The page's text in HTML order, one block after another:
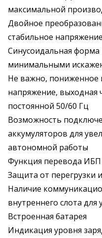
максимальной
Двойное
стабильное
Синусоидальная
минимальными
Не важно,
напряжение, выходная
постоянной 50/60 Гц
Возможность
аккумуляторов для
автономной работы
Функция перевода ИБП
Защита от перегрузки
Наличие
внутреннего слота для
Встроенная батарея
Индикация уровня